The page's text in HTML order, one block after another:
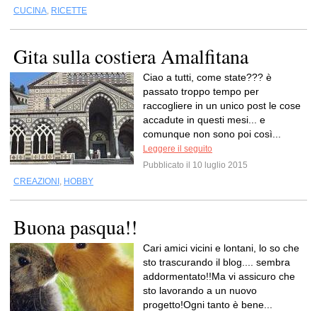
CUCINA, RICETTE
Gita sulla costiera Amalfitana
Ciao a tutti, come state??? è
passato troppo tempo per
raccogliere in un unico post le cose
accadute in questi mesi... e
comunque non sono poi così...
Leggere il seguito
Pubblicato il 10 luglio 2015
CREAZIONI , HOBBY
Buona pasqua!!
Cari amici vicini e lontani, lo so che
sto trascurando il blog.... sembra
addormentato!!Ma vi assicuro che
sto lavorando a un nuovo
progetto!Ogni tanto è bene...